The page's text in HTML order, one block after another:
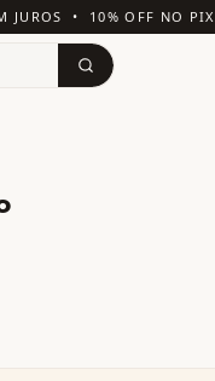
JUROS • 10% OFF NO PIX